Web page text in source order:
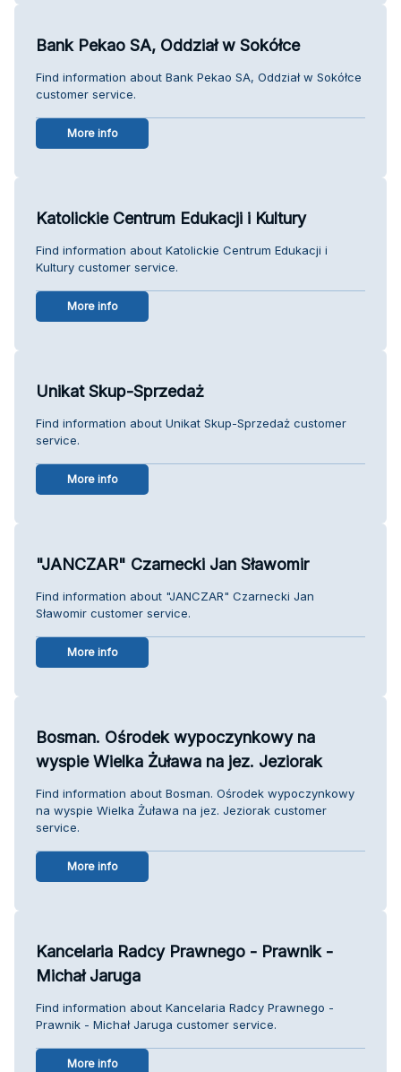
Bank Pekao SA, Oddział w Sokółce
Find information about Bank Pekao SA, Oddział w Sokółce
customer service.
More info
Katolickie Centrum Edukacji i Kultury
Find information about Katolickie Centrum Edukacji i
Kultury customer service.
More info
Unikat Skup-Sprzedaż
Find information about Unikat Skup-Sprzedaż customer
service.
More info
"JANCZAR" Czarnecki Jan Sławomir
Find information about "JANCZAR" Czarnecki Jan
Sławomir customer service.
More info
Bosman. Ośrodek wypoczynkowy na
wyspie Wielka Żuława na jez. Jeziorak
Find information about Bosman. Ośrodek wypoczynkowy
na wyspie Wielka Żuława na jez. Jeziorak customer
service.
More info
Kancelaria Radcy Prawnego - Prawnik -
Michał Jaruga
Find information about Kancelaria Radcy Prawnego -
Prawnik - Michał Jaruga customer service.
More info